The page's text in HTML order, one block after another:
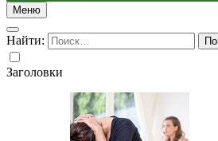
Меню
Найти:
Заголовки